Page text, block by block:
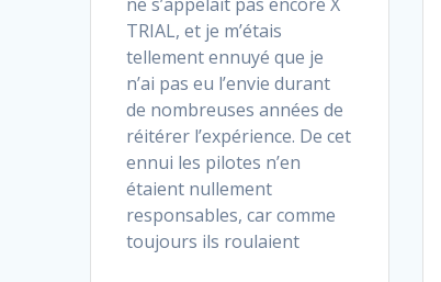
ne s’appelait pas encore X
TRIAL, et je m’étais
tellement ennuyé que je
n’ai pas eu l’envie durant
de nombreuses années de
réitérer l’expérience. De cet
ennui les pilotes n’en
étaient nullement
responsables, car comme
toujours ils roulaient